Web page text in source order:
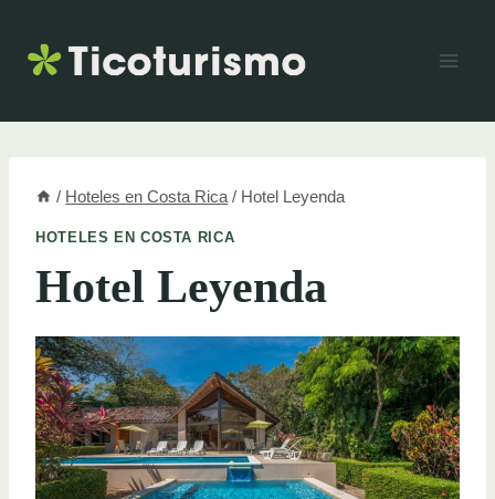
content
/ Hoteles en Costa Rica / Hotel Leyenda
HOTELES EN COSTA RICA
Hotel Leyenda